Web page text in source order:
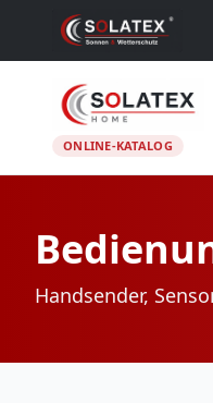
ONLINE-KATALOG
Handsender,